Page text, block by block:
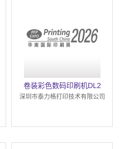
卷装彩色数码印刷机DL2
深圳市泰力格打印技术有限公司